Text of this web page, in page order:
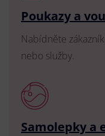
Poukazy a
Nabídněte
nebo služby.
Samolepky a